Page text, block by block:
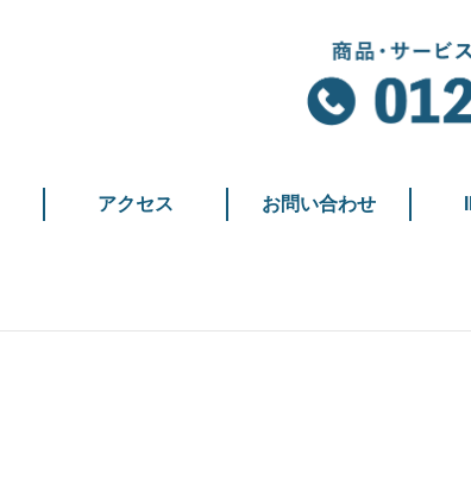
アクセス お問い合わせ